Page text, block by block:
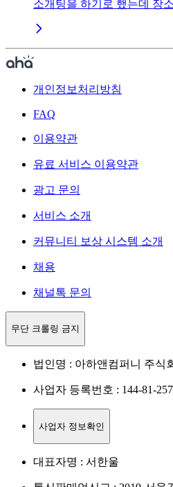
소개팅을 하기로 했는데 장
개인정보처리방침
FAQ
이용약관
유료 서비스 이용약관
광고 문의
서비스 소개
커뮤니티 보상 시스템 소개
채용
채널톡 문의
무단 크롤링 금지
법인명 : 아하앤컴퍼니 주식
사업자 등록번호 : 144-81-
사업자 정보확인
대표자명 : 서한울